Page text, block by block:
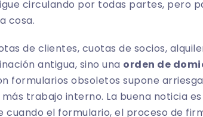
circulando por todas partes, pero
cosa.
de clientes, cuotas de socios,
antigua, sino una orden de
formularios obsoletos supone
trabajo interno. La buena noticia
cuando el formulario, el proceso de